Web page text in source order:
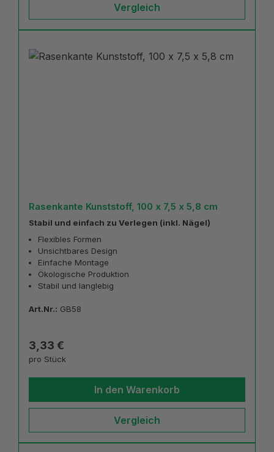
Vergleich
Rasenkante Kunststoff, 100 x 7,5 x 5,8 cm
Stabil und einfach zu Verlegen (inkl. Nägel)
Flexibles Formen
Unsichtbares Design
Einfache Montage
Ökologische Produktion
Stabil und langlebig
Art.Nr.: GB58
Regulärer Preis:
3,33 €
pro Stück
In den Warenkorb
Vergleich